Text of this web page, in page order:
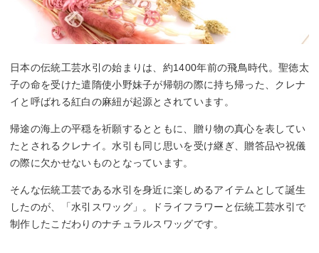
日本の伝統工芸水引の始まりは、約1400年前の飛鳥時代。聖徳太
子の命を受けた遣隋使小野妹子が帰朝の際に持ち帰った、クレナ
イと呼ばれる紅白の麻紐が起源とされています。
帰途の海上の平穏を祈願するとともに、贈り物の真心を表してい
たとされるクレナイ。水引も同じ思いを受け継ぎ、贈答品や祝儀
の際に欠かせないものとなっています。
そんな伝統工芸である水引を身近に楽しめるアイテムとして誕生
したのが、「水引スワッグ」。ドライフラワーと伝統工芸水引で
制作したこだわりのナチュラルスワッグです。